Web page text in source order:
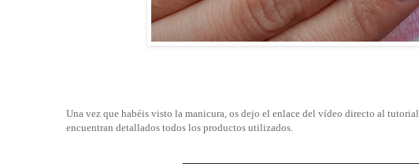
Una vez que habéis visto la manicura, os dejo el enlace del vídeo directo al tutorial
encuentran detallados todos los productos utilizados.